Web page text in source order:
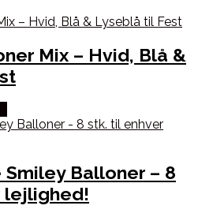
Mix – Hvid, Blå &
Balloner – 8
lejlighed!